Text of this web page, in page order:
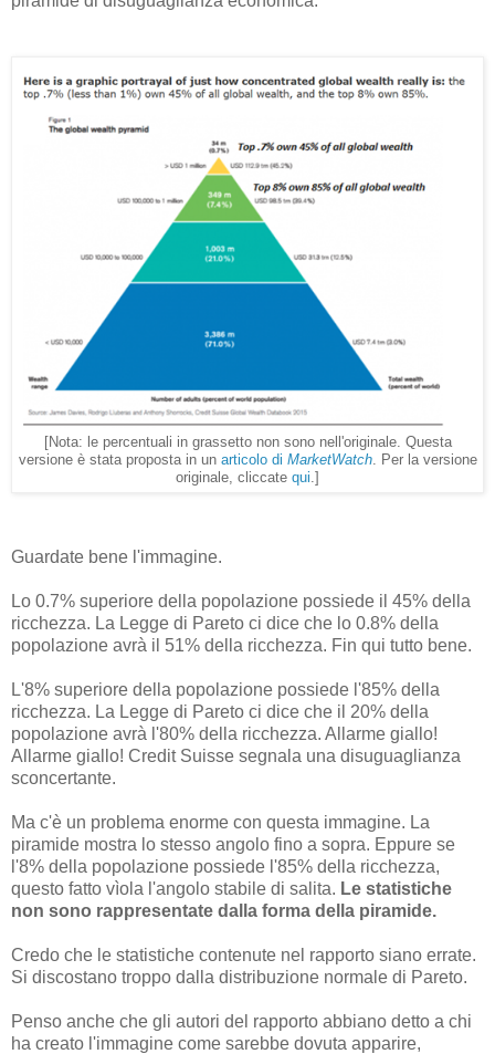
[Nota: le percentuali in grassetto non sono nell'originale. Questa
versione è stata proposta in un articolo di MarketWatch. Per la versione
originale, cliccate qui .]
Guardate bene l'immagine.
Lo 0.7% superiore della popolazione possiede il 45% della
ricchezza. La Legge di Pareto ci dice che lo 0.8% della
popolazione avrà il 51% della ricchezza. Fin qui tutto bene.
L'8% superiore della popolazione possiede l'85% della
ricchezza. La Legge di Pareto ci dice che il 20% della
popolazione avrà l'80% della ricchezza. Allarme giallo!
Allarme giallo! Credit Suisse segnala una disuguaglianza
sconcertante.
Ma c'è un problema enorme con questa immagine. La
piramide mostra lo stesso angolo fino a sopra. Eppure se
l'8% della popolazione possiede l'85% della ricchezza,
questo fatto vìola l'angolo stabile di salita. Le statistiche
non sono rappresentate dalla forma della piramide.
Credo che le statistiche contenute nel rapporto siano errate.
Si discostano troppo dalla distribuzione normale di Pareto.
Penso anche che gli autori del rapporto abbiano detto a chi
ha creato l'immagine come sarebbe dovuta apparire,